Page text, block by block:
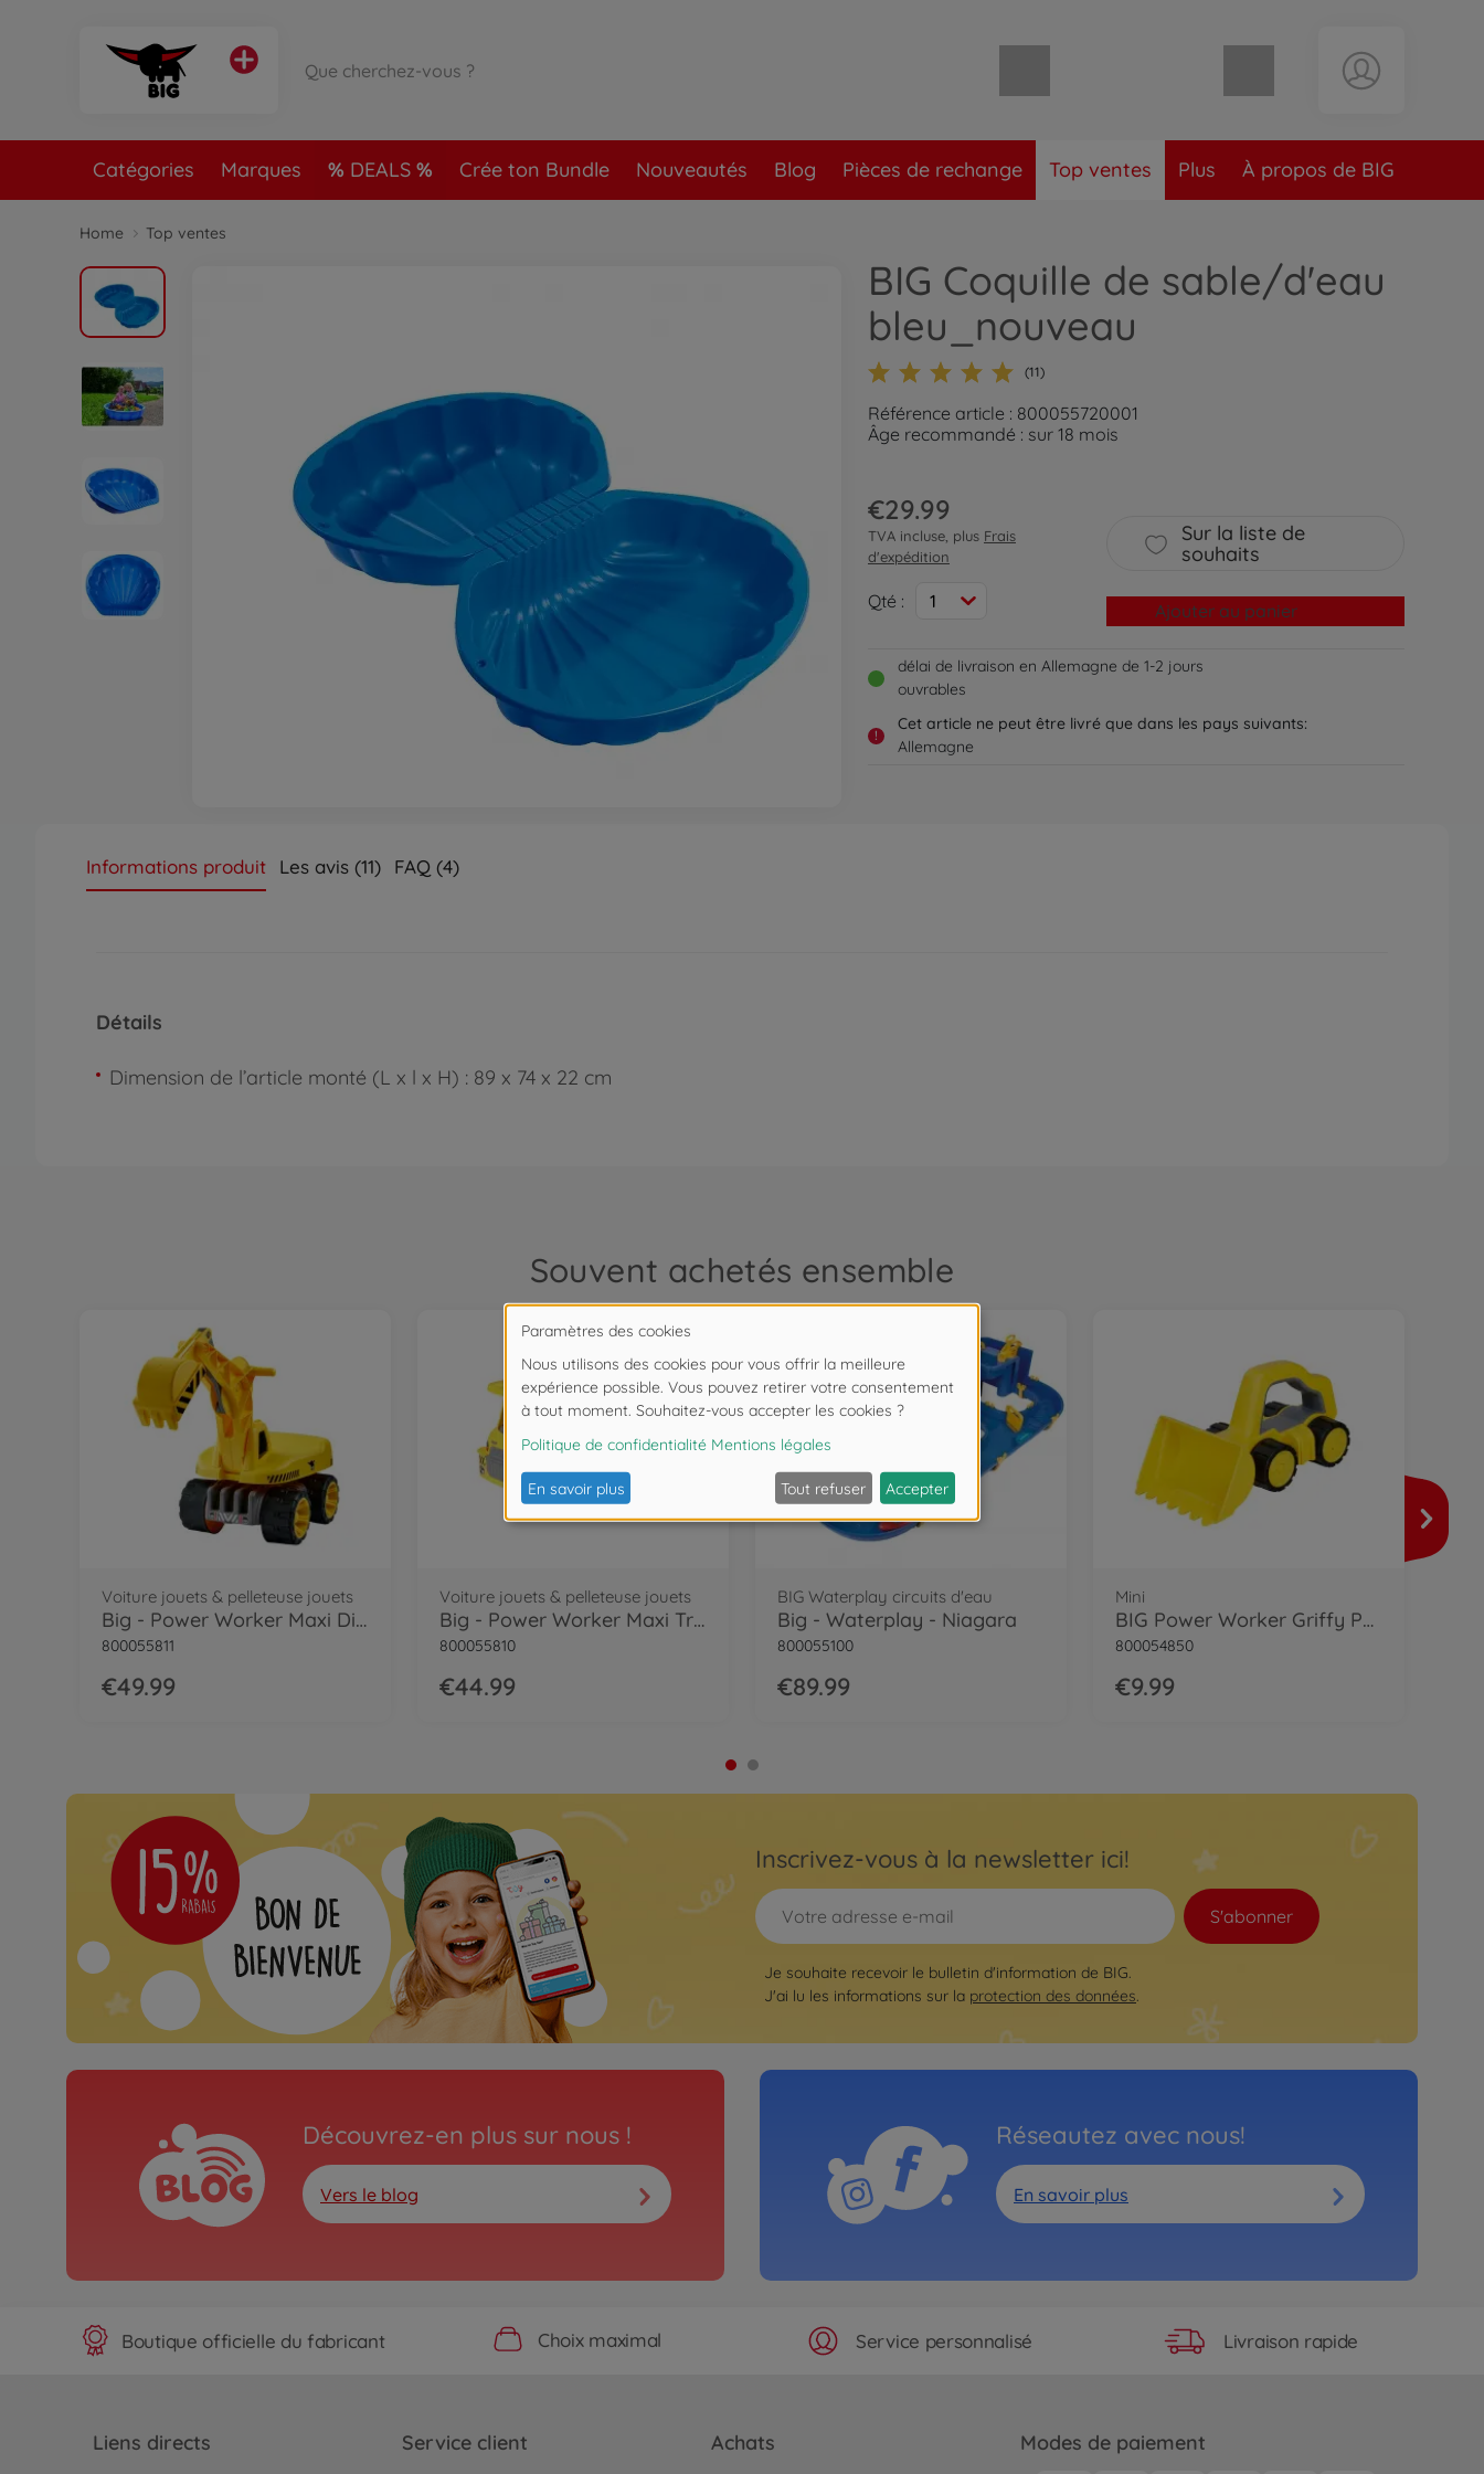
Catégories Marques DEALS Crée ton Bundle Nouveautés Blog Pièces de rechange Top ventes Plus À propos de BIG
Home Top ventes
BIG Coquille de sable/d'eau
bleu_nouveau
(11)
Référence article : 800055720001
Âge recommandé : sur 18 mois
€29.99
TVA incluse, plus Frais
d'expédition
Qté : 1
Sur la liste de
souhaits
Ajouter au panier
délai de livraison en Allemagne de 1-2 jours
ouvrables
!
Cet article ne peut être livré que dans les pays suivants:
Allemagne
Informations produit Les avis (11) FAQ (4)
Détails
Dimension de l’article monté (L x l x H) : 89 x 74 x 22 cm
Souvent achetés ensemble
Voiture jouets & pelleteuse jouets
Big - Power Worker Maxi Digger
800055811
€49.99
Voiture jouets & pelleteuse jouets
Big - Power Worker Maxi Truck
800055810
€44.99
BIG Waterplay circuits d'eau
Big - Waterplay - Niagara
800055100
€89.99
Mini
BIG Power Worker Griffy Pelleteuse
800054850
€9.99
Inscrivez-vous à la newsletter ici!
S'abonner
Je souhaite recevoir le bulletin d'information de BIG.
J'ai lu les informations sur la protection des données.
Découvrez-en plus sur nous !
Vers le blog
Réseautez avec nous!
En savoir plus
Boutique officielle du fabricant Choix maximal Service personnalisé Livraison rapide
Liens directs Service client Achats Modes de paiement